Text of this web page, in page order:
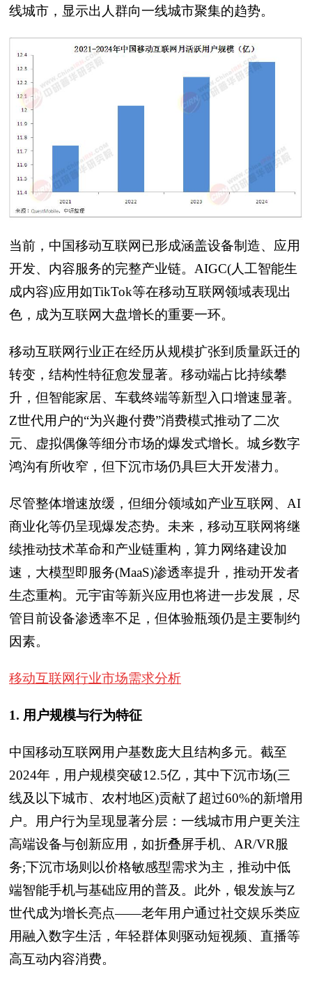
线城市，显示出人群向一线城市聚集的趋势。
当前，中国移动互联网已形成涵盖设备制造、应用
开发、内容服务的完整产业链。AIGC(人工智能生
成内容)应用如TikTok等在移动互联网领域表现出
色，成为互联网大盘增长的重要一环。
移动互联网行业正在经历从规模扩张到质量跃迁的
转变，结构性特征愈发显著。移动端占比持续攀
升，但智能家居、车载终端等新型入口增速显著。
Z世代用户的“为兴趣付费”消费模式推动了二次
元、虚拟偶像等细分市场的爆发式增长。城乡数字
鸿沟有所收窄，但下沉市场仍具巨大开发潜力。
尽管整体增速放缓，但细分领域如产业互联网、AI
商业化等仍呈现爆发态势。未来，移动互联网将继
续推动技术革命和产业链重构，算力网络建设加
速，大模型即服务(MaaS)渗透率提升，推动开发者
生态重构。元宇宙等新兴应用也将进一步发展，尽
管目前设备渗透率不足，但体验瓶颈仍是主要制约
因素。
移动互联网行业市场需求分析
1. 用户规模与行为特征
中国移动互联网用户基数庞大且结构多元。截至
2024年，用户规模突破12.5亿，其中下沉市场(三
线及以下城市、农村地区)贡献了超过60%的新增用
户。用户行为呈现显著分层：一线城市用户更关注
高端设备与创新应用，如折叠屏手机、AR/VR服
务;下沉市场则以价格敏感型需求为主，推动中低
端智能手机与基础应用的普及。此外，银发族与Z
世代成为增长亮点——老年用户通过社交娱乐类应
用融入数字生活，年轻群体则驱动短视频、直播等
高互动内容消费。